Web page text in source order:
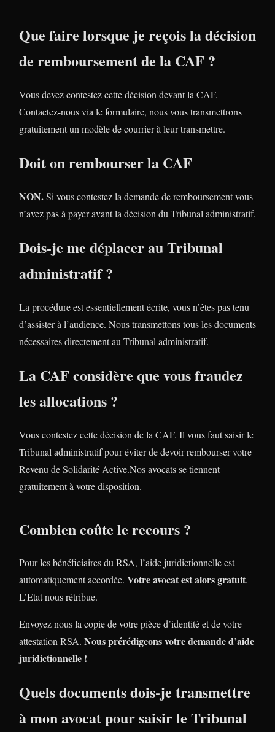
Que faire lorsque je reçois la décision
de remboursement de la CAF ?
Vous devez contestez cette décision devant la CAF.
Contactez-nous via le formulaire, nous vous transmettrons
gratuitement un modèle de courrier à leur transmettre.
Doit on rembourser la CAF
NON.Si vous contestez la demande de remboursement vous
n’avez pas à payer avant la décision du Tribunal administratif.
Dois-je me déplacer au Tribunal
administratif ?
La procédure est essentiellement écrite, vous n’êtes pas tenu
d’assister à l’audience. Nous transmettons tous les documents
nécessaires directement au Tribunal administratif.
La CAF considère que vous fraudez
les allocations ?
Vous contestez cette décision de la CAF. Il vous faut saisir le
Tribunal administratif pour éviter de devoir rembourser votre
Revenu de Solidarité Active.Nos avocats se tiennent
gratuitement à votre disposition.
Combien coûte le recours ?
Pour les bénéficiaires du RSA, l’aide juridictionnelle est
automatiquement accordée. Votre avocat est alors gratuit.
L’Etat nous rétribue.
Envoyez nous la copie de votre pièce d’identité et de votre
attestation RSA. Nous prérédigeons votre demande d’aide
juridictionnelle !
Quels documents dois-je transmettre
à mon avocat pour saisir le Tribunal